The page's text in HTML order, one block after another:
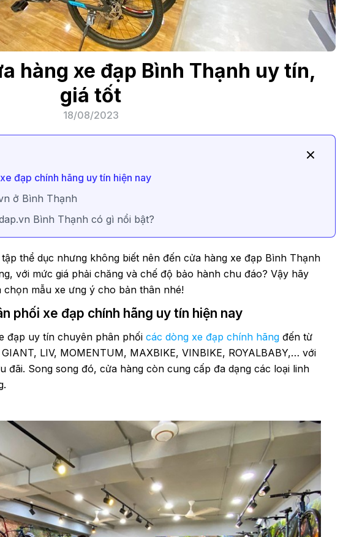
hàng xe đạp Bình Thạnh uy tín,
giá tốt
18/08/2023
đạp chính hãng uy tín hiện nay
ở Bình Thạnh
Bình Thạnh có gì nổi bật?
thể dục nhưng không biết nên đến cửa hàng xe đạp Bình Thạnh
với mức giá phải chăng và chế độ bảo hành chu đáo? Vậy hãy
chọn mẫu xe ưng ý cho bản thân nhé!
phối xe đạp chính hãng uy tín hiện nay
đạp uy tín chuyên phân phối các dòng xe đạp chính hãng đến từ
LIV, MOMENTUM, MAXBIKE, VINBIKE, ROYALBABY,… với
đãi. Song song đó, cửa hàng còn cung cấp đa dạng các loại linh